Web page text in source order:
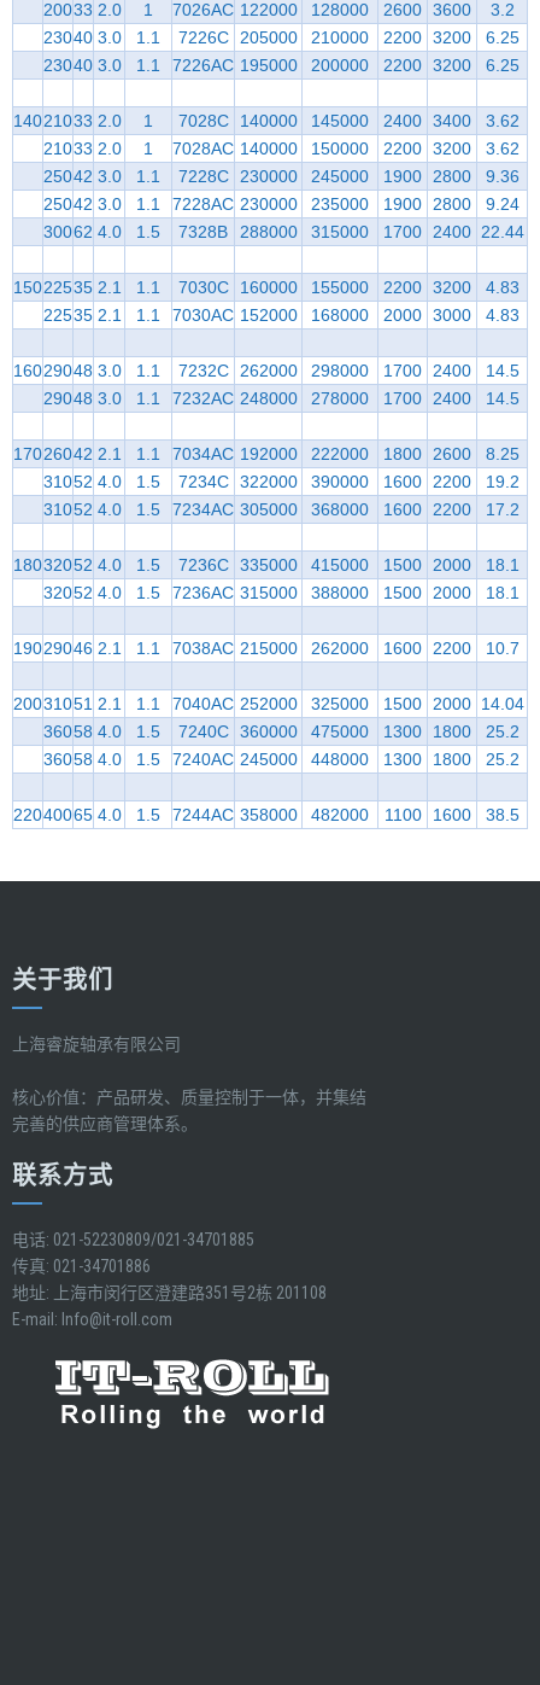
20033 2.0 1 7026AC 122000 128000 2600 3600
3.2
23040 3.0 1.1 7226C 205000 210000 2200 3200
6.25
23040 3.0 1.1 7226AC 195000 200000 2200 3200 6.25
14021033 2.0 1 7028C 140000 145000 2400 3400
3.62
21033 2.0 1 7028AC 140000 150000 2200 3200
3.62
25042 3.0 1.1 7228C 230000 245000 1900 2800
9.36
25042 3.0 1.1 7228AC 230000 235000 1900 2800
9.24
30062 4.0 1.5 7328B 288000 315000 1700 2400 22.44
15022535 2.1 1.1 7030C 160000 155000 2200 3200
4.83
22535 2.1 1.1 7030AC 152000 168000 2000 3000 4.83
16029048 3.0 1.1 7232C 262000 298000 1700 2400
14.5
29048 3.0 1.1 7232AC 248000 278000 1700 2400 14.5
17026042 2.1 1.1 7034AC 192000 222000 1800 2600
8.25
31052 4.0 1.5 7234C 322000 390000 1600 2200
19.2
31052 4.0 1.5 7234AC 305000 368000 1600 2200 17.2
18032052 4.0 1.5 7236C 335000 415000 1500 2000
18.1
32052 4.0 1.5 7236AC 315000 388000 1500 2000 18.1
19029046 2.1 1.1 7038AC 215000 262000 1600 2200 10.7
20031051 2.1 1.1 7040AC 252000 325000 1500 2000 14.04
36058 4.0 1.5 7240C 360000 475000 1300 1800
25.2
36058 4.0 1.5 7240AC 245000 448000 1300 1800 25.2
22040065 4.0 1.5 7244AC 358000 482000 1100 1600 38.5
关于我们
上海睿旋轴承有限公司
核心价值：产品研发、质量控制于一体，并集结
完善的供应商管理体系。
联系方式
电话: 021-52230809/021-34701885
传真: 021-34701886
地址: 上海市闵行区澄建路351号2栋 201108
E-mail: Info@it-roll.com